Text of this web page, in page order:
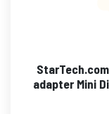
adapter Mini